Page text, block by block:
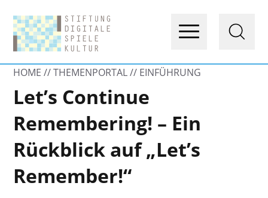
HOME THEMENPORTAL EINFÜHRUNG
Let’s Continue
Remembering! – Ein
Rückblick auf „Let’s
Remember!“